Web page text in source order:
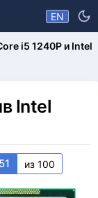
EN
i5 1240P и Intel
Intel
51 из 100